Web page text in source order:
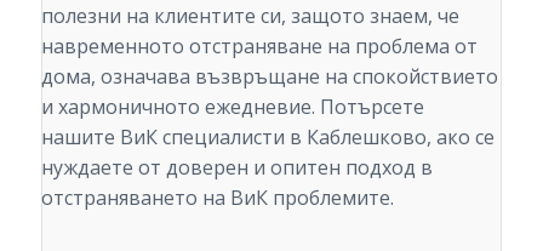
полезни на клиентите си, защото знаем, че
навременното отстраняване на проблема от
дома, означава възвръщане на спокойствието
и хармоничното ежедневие. Потърсете
нашите ВиК специалисти в Каблешково, ако се
нуждаете от доверен и опитен подход в
отстраняването на ВиК проблемите.